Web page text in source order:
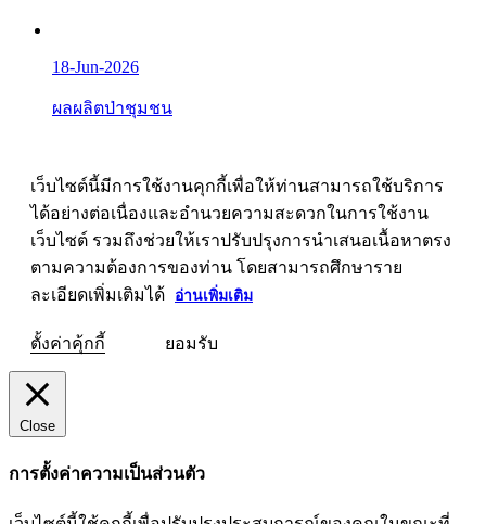
18-Jun-2026
ผลผลิตป่าชุมชน
เว็บไซต์นี้มีการใช้งานคุกกี้เพื่อให้ท่านสามารถใช้บริการ
ได้อย่างต่อเนื่องและอำนวยความสะดวกในการใช้งาน
เว็บไซต์ รวมถึงช่วยให้เราปรับปรุงการนำเสนอเนื้อหาตรง
ตามความต้องการของท่าน โดยสามารถศึกษาราย
ละเอียดเพิ่มเติมได้
อ่านเพิ่มเติม
ตั้งค่าคุ้กกี้ ยอมรับ
Close
การตั้งค่าความเป็นส่วนตัว